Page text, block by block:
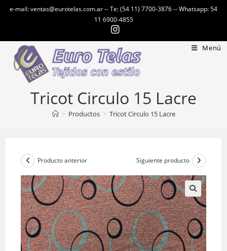
e-mail: ventas@eurotelas.com.ar -- Te: (54 11) 7700-3876 -- Whatsapp: 54
11 6900-4855
Menú
Tricot Circulo 15 Lacre
> Productos > Tricot Circulo 15 Lacre
Producto anterior Siguiente producto